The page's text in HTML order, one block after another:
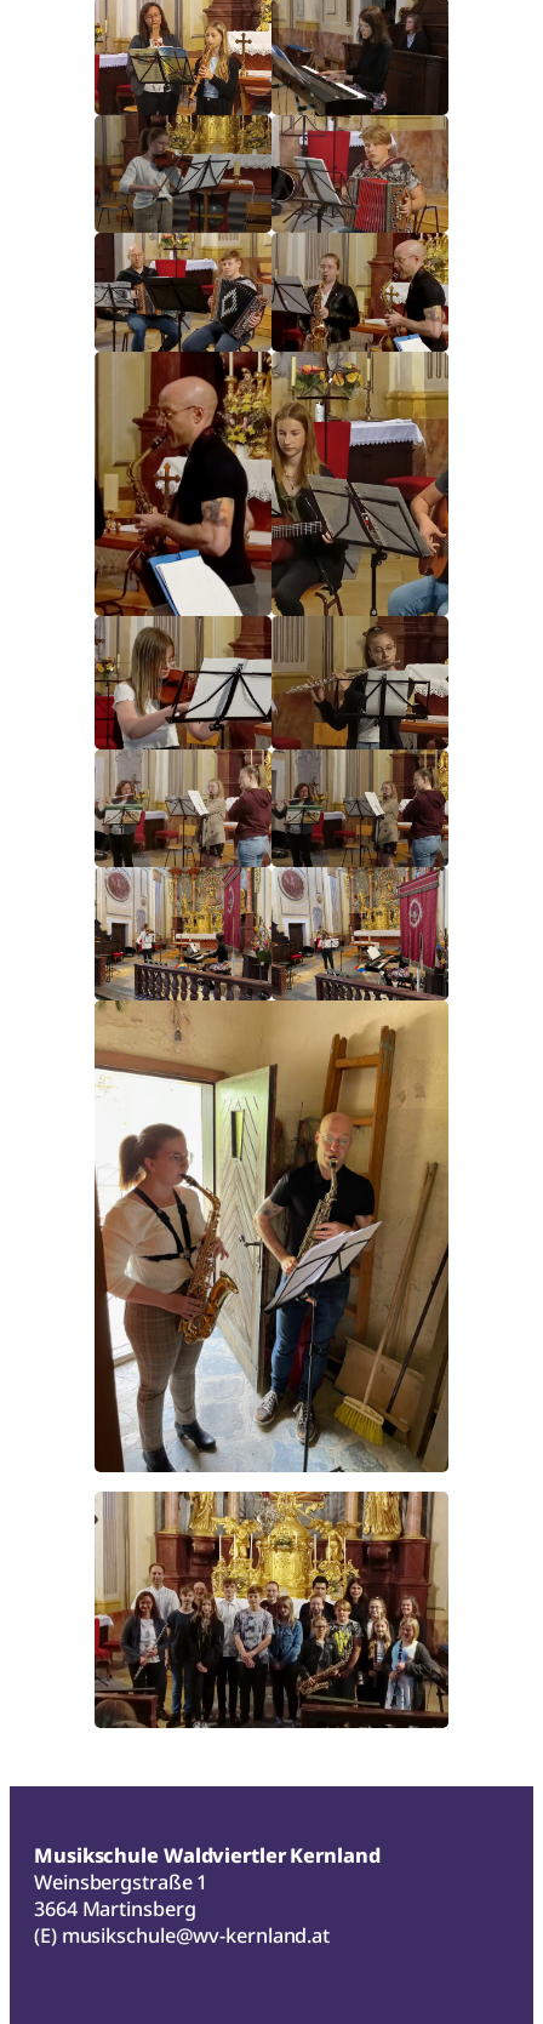
Musikschule Waldviertler Kernland
Weinsbergstraße 1
3664 Martinsberg
(E) musikschule@wv-kernland.at